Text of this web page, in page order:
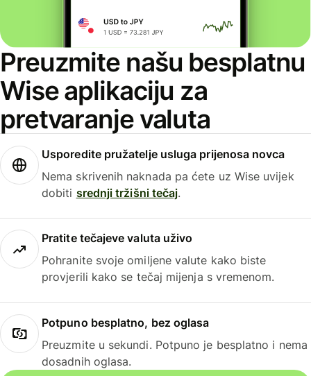
Preuzmite našu besplatnu
Wise aplikaciju za
pretvaranje valuta
Usporedite pružatelje usluga prijenosa novca
Nema skrivenih naknada pa ćete uz Wise uvijek
dobiti srednji tržišni tečaj.
Pratite tečajeve valuta uživo
Pohranite svoje omiljene valute kako biste
provjerili kako se tečaj mijenja s vremenom.
Potpuno besplatno, bez oglasa
Preuzmite u sekundi. Potpuno je besplatno i nema
dosadnih oglasa.